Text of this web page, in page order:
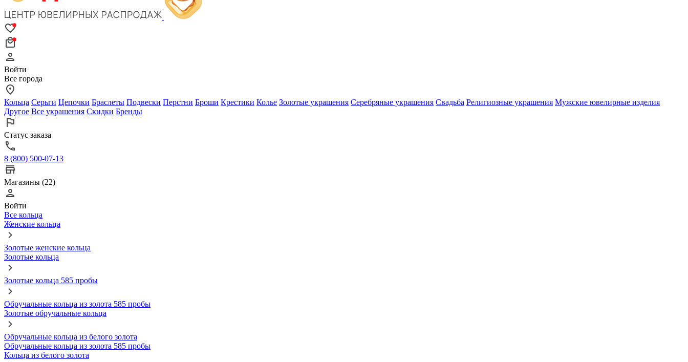
Войти
Все города
Кольца Серьги Цепочки Браслеты Подвески Перстни Броши Крестики Колье Золотые украшения Серебряные украшения Свадьба Религиозные украшения Мужские ювелирные изделия
Другое Все украшения Скидки Бренды
Статус заказа
8 (800) 500-07-13
Магазины (22)
Войти
Все кольца
Женские кольца
Золотые женские кольца
Золотые кольца
Золотые кольца 585 пробы
Обручальные кольца из золота 585 пробы
Золотые обручальные кольца
Обручальные кольца из белого золота
Обручальные кольца из золота 585 пробы
Кольца из белого золота